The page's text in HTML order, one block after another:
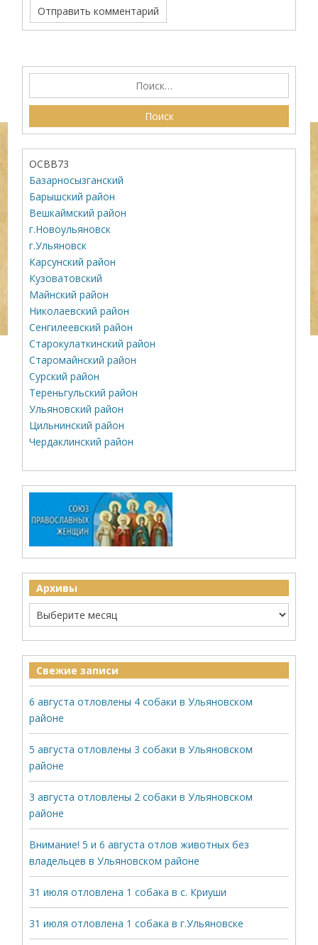
ОСВВ73
Базарносызганский
Барышский район
Вешкаймский район
г.Новоульяновск
г.Ульяновск
Карсунский район
Кузоватовский
Майнский район
Николаевский район
Сенгилеевский район
Старокулаткинский район
Старомайнский район
Сурский район
Тереньгульский район
Ульяновский район
Цильнинский район
Чердаклинский район
Архивы
Свежие записи
6 августа отловлены 4 собаки в Ульяновском
районе
5 августа отловлены 3 собаки в Ульяновском
районе
3 августа отловлены 2 собаки в Ульяновском
районе
Внимание! 5 и 6 августа отлов животных без
владельцев в Ульяновском районе
31 июля отловлена 1 собака в с. Криуши
31 июля отловлена 1 собака в г.Ульяновске